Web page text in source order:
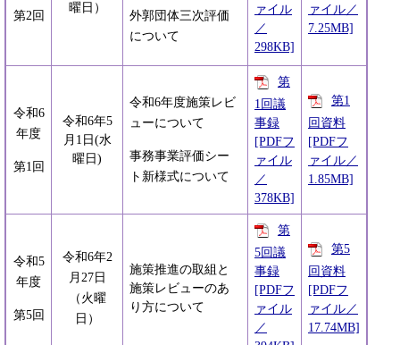
第2回
曜日）
外郭団体三次評価
について
ァイル
／
298KB]
ァイル／
7.25MB]
令和6
年度
第1回
令和6年5
月1日(水
曜日)
令和6年度施策レビ
ューについて
事務事業評価シー
ト新様式について
第
1回議
事録
[PDFフ
ァイル
／
378KB]
第1
回資料
[PDFフ
ァイル／
1.85MB]
令和5
年度
第5回
令和6年2
月27日
（火曜
日）
施策推進の取組と
施策レビューのあ
り方について
第
5回議
事録
[PDFフ
ァイル
／
第5
回資料
[PDFフ
ァイル／
17.74MB]